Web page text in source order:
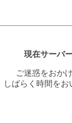
現在サーバ
ご迷惑をおか
しばらく時間を